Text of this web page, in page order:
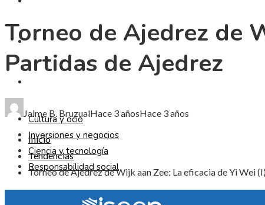
CIENCIA Y TECNOLOGÍA
Cultura y ocio
Inversiones y negocios
Ciencia y tecnología
Responsabilidad social
Torneo de Ajedrez de
Partidas de Ajedrez
Jaime B. BruzualHace 3 añosHace 3 años
Inicio
Tendencias
Torneo de Ajedrez de Wijk aan Zee: La eficacia de Yi Wei